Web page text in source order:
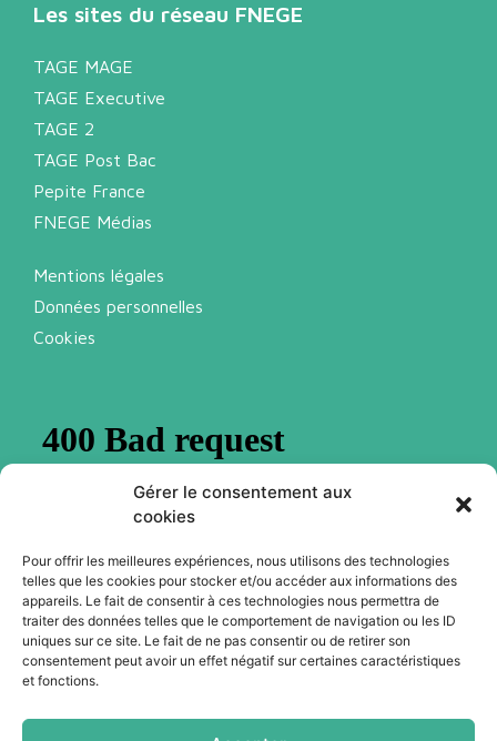
Gérer le consentement aux
cookies
Pour offrir les meilleures expériences, nous utilisons des technologies
telles que les cookies pour stocker et/ou accéder aux informations des
appareils. Le fait de consentir à ces technologies nous permettra de
traiter des données telles que le comportement de navigation ou les ID
uniques sur ce site. Le fait de ne pas consentir ou de retirer son
consentement peut avoir un effet négatif sur certaines caractéristiques
et fonctions.
Les sites du réseau FNEGE
TAGE MAGE
TAGE Executive
TAGE 2
TAGE Post Bac
Pepite France
FNEGE Médias
Mentions légales
Données personnelles
Cookies
Abonnez-vous à notre newsletter
Je m'abonne